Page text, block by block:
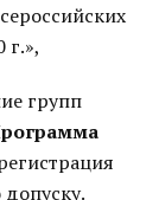
г.»,
групп